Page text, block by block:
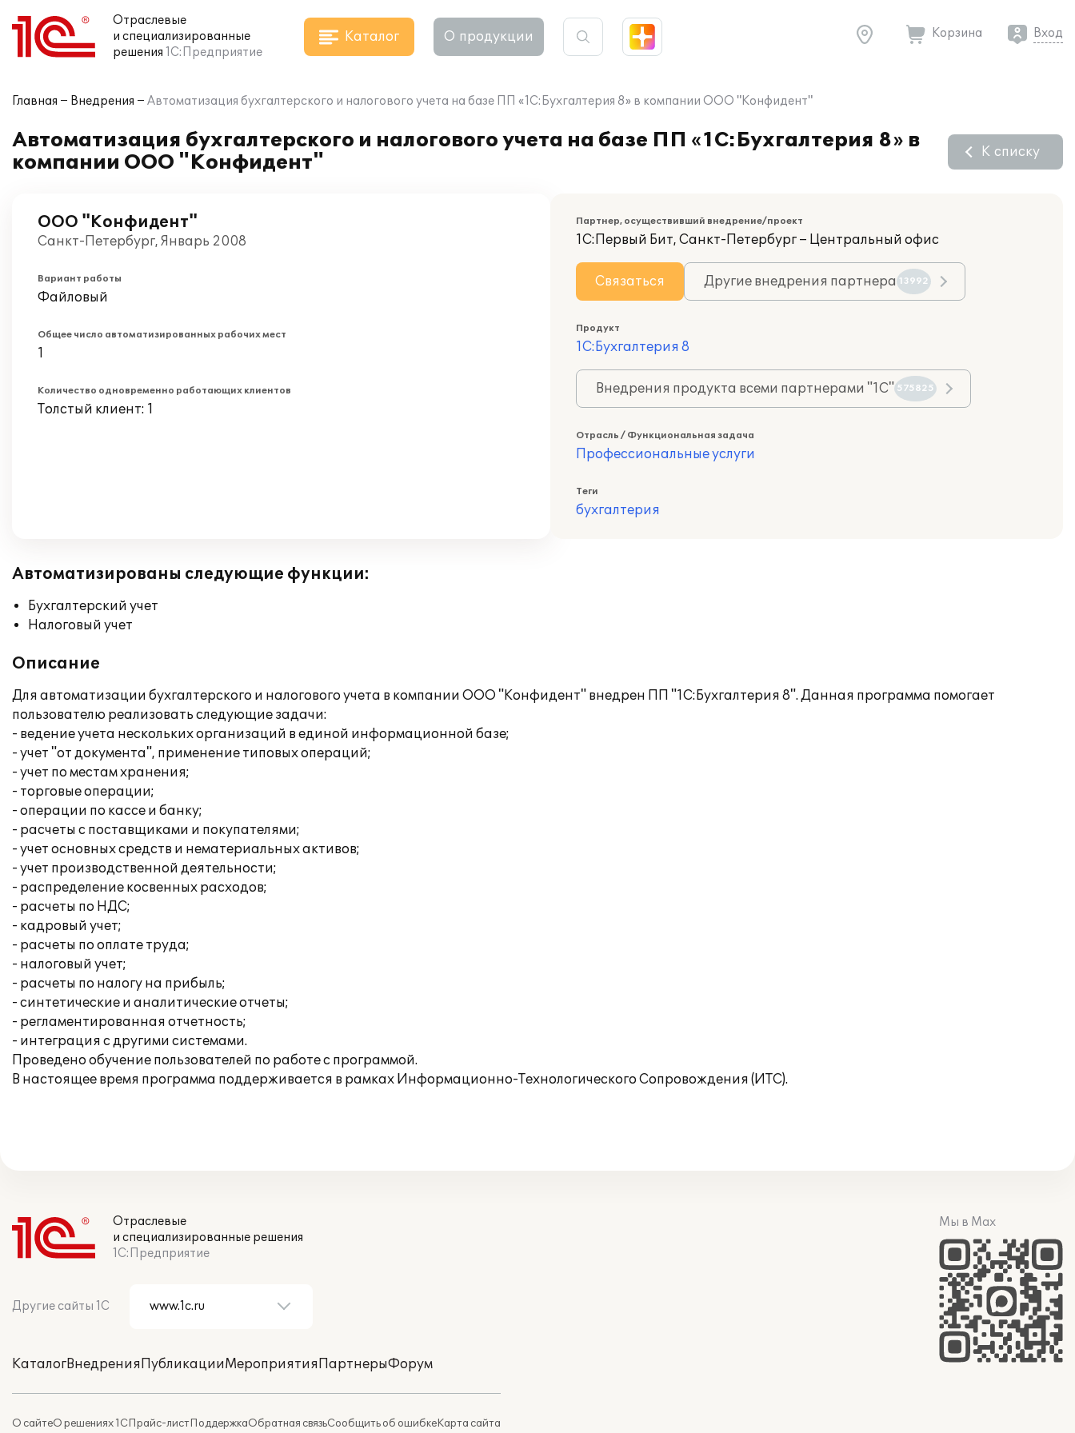
Отраслевые
и специализированные
решения 1С:Предприятие
Каталог О продукции Корзина Вход
Главная Внедрения Автоматизация бухгалтерского и налогового учета на базе ПП «1C:Бухгалтерия 8» в компании ООО "Конфидент"
Автоматизация бухгалтерского и налогового учета на базе ПП «1C:Бухгалтерия 8» в
компании ООО "Конфидент"
К списку
ООО "Конфидент"
Санкт-Петербург, Январь 2008
Вариант работы
Файловый
Общее число автоматизированных рабочих мест
1
Количество одновременно работающих клиентов
Толстый клиент: 1
Партнер, осуществивший внедрение/проект
1С:Первый Бит, Санкт-Петербург – Центральный офис
Связаться Другие внедрения партнера 13992
Продукт
1С:Бухгалтерия 8
Внедрения продукта всеми партнерами "1С" 575825
Отрасль / Функциональная задача
Профессиональные услуги
Теги
бухгалтерия
Автоматизированы следующие функции:
Бухгалтерский учет
Налоговый учет
Описание
Для автоматизации бухгалтерского и налогового учета в компании ООО "Конфидент" внедрен ПП "1С:Бухгалтерия 8". Данная программа помогает
пользователю реализовать следующие задачи:
- ведение учета нескольких организаций в единой информационной базе;
- учет "от документа", применение типовых операций;
- учет по местам хранения;
- торговые операции;
- операции по кассе и банку;
- расчеты с поставщиками и покупателями;
- учет основных средств и нематериальных активов;
- учет производственной деятельности;
- распределение косвенных расходов;
- расчеты по НДС;
- кадровый учет;
- расчеты по оплате труда;
- налоговый учет;
- расчеты по налогу на прибыль;
- синтетические и аналитические отчеты;
- регламентированная отчетность;
- интеграция с другими системами.
Проведено обучение пользователей по работе с программой.
В настоящее время программа поддерживается в рамках Информационно-Технологического Сопровождения (ИТС).
Отраслевые
и специализированные решения
1С:Предприятие
Другие сайты 1С
КаталогВнедренияПубликацииМероприятияПартнерыФорум
О сайтеО решениях 1СПрайс-листПоддержкаОбратная связьСообщить об ошибкеКарта сайта
Мы в Max